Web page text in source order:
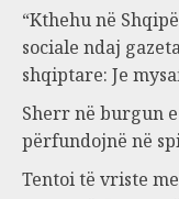
“Kthehu në
sociale ndaj
shqiptare: Je
Sherr në burgun
përfundojnë në
Tentoi të vriste